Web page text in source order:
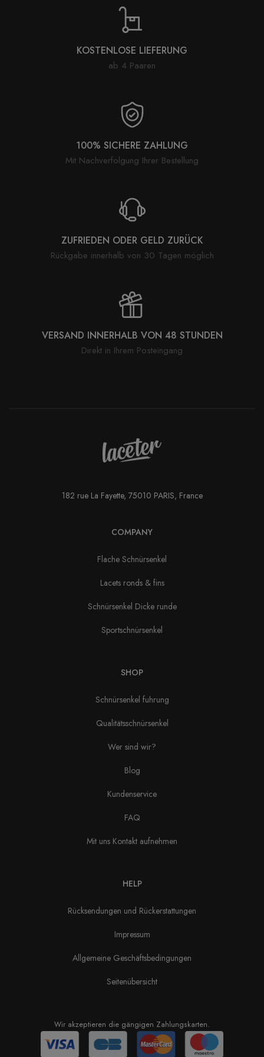
KOSTENLOSE LIEFERUNG
ab 4 Paaren
100% SICHERE ZAHLUNG
Mit Nachverfolgung Ihrer Bestellung
ZUFRIEDEN ODER GELD ZURÜCK
Rückgabe innerhalb von 30 Tagen möglich
VERSAND INNERHALB VON 48 STUNDEN
Direkt in Ihrem Posteingang
182 rue La Fayette, 75010 PARIS, France
COMPANY
Flache Schnürsenkel
Lacets ronds & fins
Schnürsenkel Dicke runde
Sportschnürsenkel
SHOP
Schnürsenkel fuhrung
Qualitätsschnürsenkel
Wer sind wir?
Blog
Kundenservice
FAQ
Mit uns Kontakt aufnehmen
HELP
Rücksendungen und Rückerstattungen
Impressum
Allgemeine Geschäftsbedingungen
Seitenübersicht
Wir akzeptieren die gängigen Zahlungskarten.